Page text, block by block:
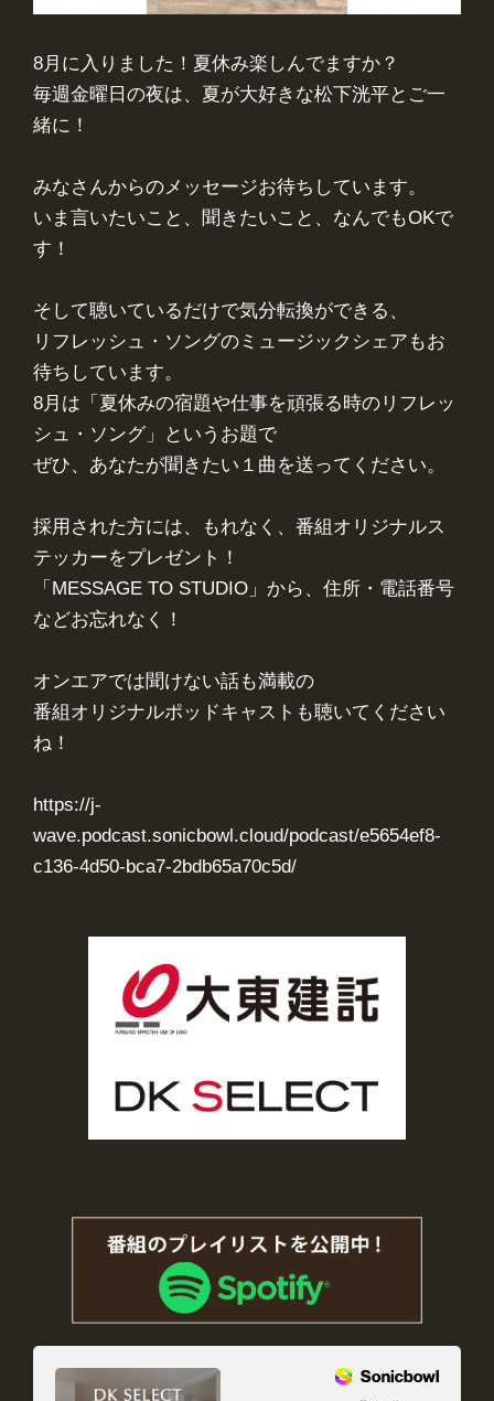
8月に入りました！夏休み楽しんでますか？
毎週金曜日の夜は、夏が大好きな松下洸平とご一
緒に！
みなさんからのメッセージお待ちしています。
いま言いたいこと、聞きたいこと、なんでもOKで
す！
そして聴いているだけで気分転換ができる、
リフレッシュ・ソングのミュージックシェアもお
待ちしています。
8月は「夏休みの宿題や仕事を頑張る時のリフレッ
シュ・ソング」というお題で
ぜひ、あなたが聞きたい１曲を送ってください。
採用された方には、もれなく、番組オリジナルス
テッカーをプレゼント！
「MESSAGE TO STUDIO」から、住所・電話番号
などお忘れなく！
オンエアでは聞けない話も満載の
番組オリジナルポッドキャストも聴いてください
ね！
https://j-
wave.podcast.sonicbowl.cloud/podcast/e5654ef8-
c136-4d50-bca7-2bdb65a70c5d/